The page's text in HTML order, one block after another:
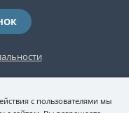
— автомобильные шины
и хранение шин.
с пользователями мы